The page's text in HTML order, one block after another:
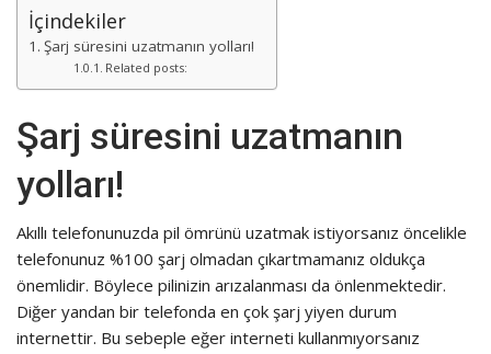
İçindekiler
Şarj süresini uzatmanın yolları!
Related posts:
Şarj süresini uzatmanın
yolları!
Akıllı telefonunuzda pil ömrünü uzatmak istiyorsanız öncelikle
telefonunuz %100 şarj olmadan çıkartmamanız oldukça
önemlidir. Böylece pilinizin arızalanması da önlenmektedir.
Diğer yandan bir telefonda en çok şarj yiyen durum
internettir. Bu sebeple eğer interneti kullanmıyorsanız